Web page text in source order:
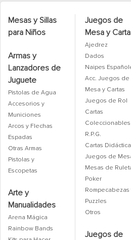
$
Juguete Rompecabezas 28
Familia Puzzle Para Colorear
Educación Segura Juegos
Material Resistente Colores
Mesas y Sillas
para Niños
Armas y
Lanzadores de
Juguete
Pistolas de Agua
Accesorios y
Municiones
Arcos y Flechas
Espadas
Otras Armas
Pistolas y
Escopetas
Arte y
Manualidades
Arena Mágica
Rainbow Bands
Juegos de
Mesa y
Ajedrez
Dados
Naipes
Acc. Juegos de
Mesa y Cartas
Juegos de Rol
Cartas
Coleccionables
R.P.G.
Cartas
Juegos de
Mesas de
Poker
Rompecabezas
Puzzles
Otros
Juegos de